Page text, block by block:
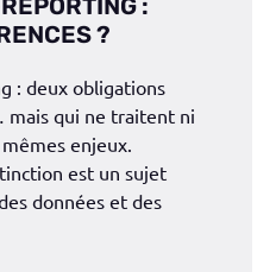
?
: deux obligations
qui ne traitent ni
enjeux.
est un sujet
données et des